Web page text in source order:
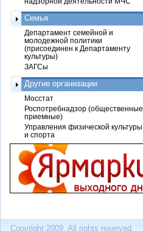
Семья
Департамент семейной и
молодежной политики
(присоединен к Департаменту
культуры)
ЗАГСы
Другие организации
Мосстат
Роспотребнадзор (общественные
приемные)
Управления физической культуры
и спорта
Copyright 2009. All rights reserved.